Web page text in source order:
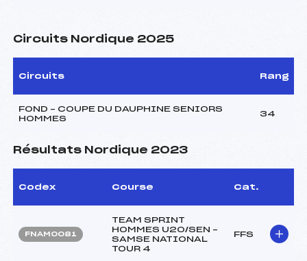
Circuits Nordique 2025
Circuits Rang
FOND – COUPE DU DAUPHINE SENIORS
HOMMES
34
Résultats Nordique 2023
Codex Course Cat.
FNAM0081
TEAM SPRINT
HOMMES U20/SEN –
SAMSE NATIONAL
TOUR 4
FFS